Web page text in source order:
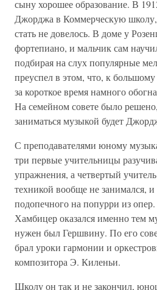
сыну хорошее образование. В
Джорджа в Коммерческую
стать не довелось. В доме у
фортепиано, и мальчик сам
подбирая на слух популярные
преуспел в этом, что, к
за короткое время намного
На семейном совете было
заниматься музыкой будет
С преподавателями юному
три первые учительницы
упражнения, а четвертый
техникой вообще не занимался,
подопечного на попурри из
Хамбицер оказался именно тем
нужен был Гершвину. По его
брал уроки гармонии и
композитора Э. Киленьи.
Школу он так и не закончил,